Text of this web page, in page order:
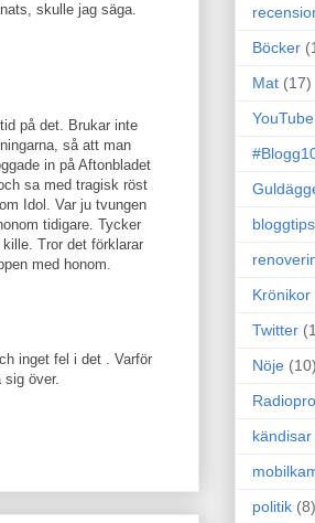
skulle jag säga.
på det. Brukar inte
så att man
in på Aftonbladet
sa med tragisk röst
Idol. Var ju tvungen
tidigare. Tycker
Tror det förklarar
med honom.
inget fel i det . Varför
över.
Böcker
Mat (17)
YouTube
bloggtips
Krönikor
Twitter
Nöje (10)
kändisar
politik (8)